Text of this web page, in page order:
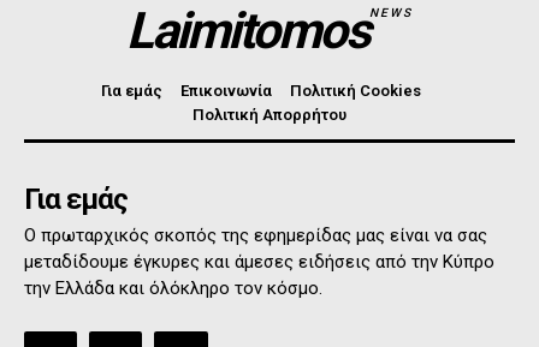
LaimitomosNEWS
Για εμάς Επικοινωνία
Πολιτική Cookies
Πολιτική Απορρήτου
Για εμάς
Ο πρωταρχικός σκοπός της εφημερίδας μας είναι να σας
μεταδίδουμε έγκυρες και άμεσες ειδήσεις από την Κύπρο
την Ελλάδα και όλόκληρο τον κόσμο.